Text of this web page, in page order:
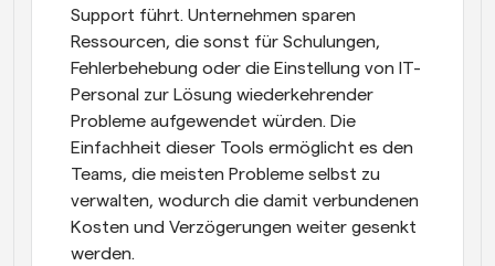
Support führt. Unternehmen sparen
Ressourcen, die sonst für Schulungen,
Fehlerbehebung oder die Einstellung von IT-
Personal zur Lösung wiederkehrender
Probleme aufgewendet würden. Die
Einfachheit dieser Tools ermöglicht es den
Teams, die meisten Probleme selbst zu
verwalten, wodurch die damit verbundenen
Kosten und Verzögerungen weiter gesenkt
werden.